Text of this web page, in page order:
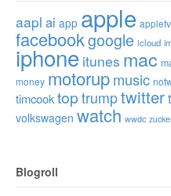
aapl ai app apple appletv
facebookgoogle icloud
iphone itunes mac
money motorupmusic
timcooktop trumptwitter
volkswagen watch wwdc
Blogroll